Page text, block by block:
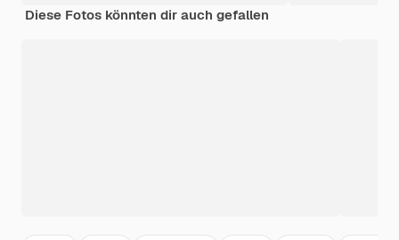
Diese Fotos könnten dir auch gefallen